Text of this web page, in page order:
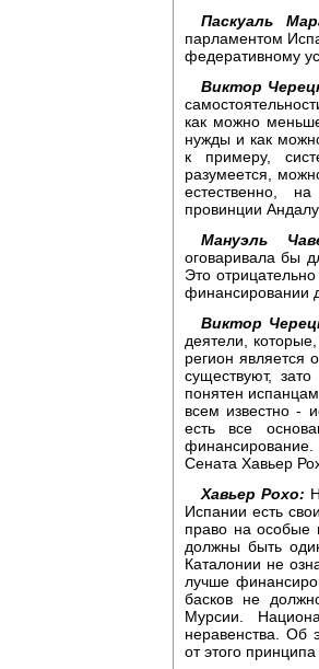
Паскуаль
парламентом
федеративному
Виктор
как можно
нужды и как
к примеру,
разумеется,
естественно,
провинции
Мануэль
оговаривала бы
Это
финансировании
Виктор
деятели,
регион является
существуют,
понятен
всем известно -
есть все
Сената Хавьер
Хавьер Рохо:
Испании есть
право на особые
должны быть
Каталонии не
лучше
басков не
Мурсии.
неравенства. Об
от этого